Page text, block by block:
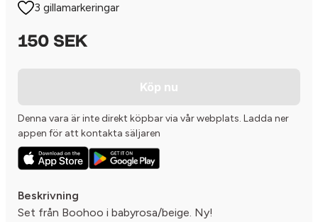
3 gillamarkeringar
150 SEK
Köp nu
Denna vara är inte direkt köpbar via vår webplats. Ladda ner
appen för att kontakta säljaren
Beskrivning
Set från Boohoo i babyrosa/beige. Ny!